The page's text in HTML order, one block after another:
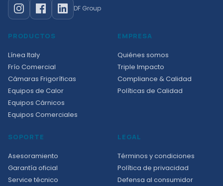
DF Group
PRODUCTOS
Línea Italy
Frío Comercial
Cámaras Frigoríficas
Equipos de Calor
Equipos Cárnicos
Equipos Comerciales
EMPRESA
Quiénes somos
Triple Impacto
Compliance & Calidad
Políticas de Calidad
SOPORTE
Asesoramiento
Garantía oficial
Service técnico
LEGAL
Términos y condiciones
Política de privacidad
Defensa al consumidor